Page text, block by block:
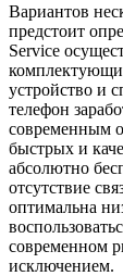
Вариантов
предстоит
Service
устройство и
телефон
современным
быстрых и
абсолютно
отсутствие
оптимальна
современном
исключением.